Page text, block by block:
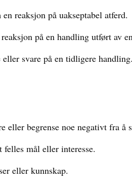
reaksjon på uakseptabel atferd.
på en handling utført av
svare på en tidligere handling.
eller begrense noe negativt fra å
felles mål eller interesse.
eller kunnskap.